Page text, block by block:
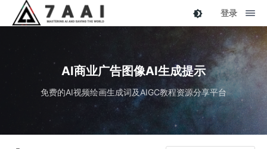
登录
AI商业广告图像AI生成提示
免费的AI视频绘画生成词及AIGC教程资源分享平台